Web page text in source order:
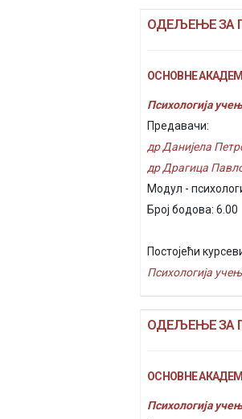
ОДЕЉЕЊЕ ЗА
ОСНОВНЕ
Психологија
Предавачи:
др Данијела
др Драгица
Модул -
Број бодова: 6.00
Постојећи
Психологија
ОДЕЉЕЊЕ ЗА
ОСНОВНЕ
Психологија